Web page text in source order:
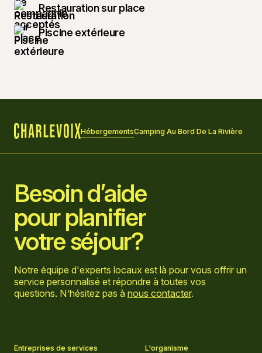
Restauration sur place
Piscine extérieure
HébergementsCamping Au Bord De La Rivière
Besoin d’aide
pour planifier
votre séjour?
Notre équipe d'experts locaux est là pour vous offrir un
service personnalisé et répondre à toutes vos
questions. N’hésitez pas à nous contacter.
Entreprises de services
L'organisme